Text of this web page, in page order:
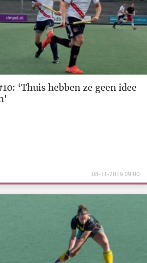
‘Thuis hebben ze geen idee
08-11-2019 09:00